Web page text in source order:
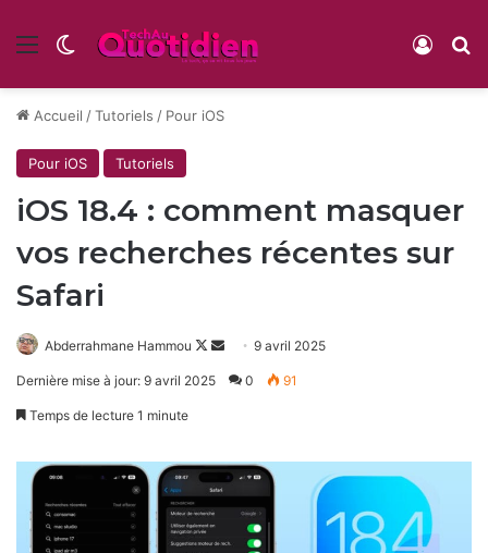
Menu Switch skin
Accueil /Tutoriels / Pour iOS
Pour iOS Tutoriels
iOS 18.4 : comment masquer
vos recherches récentes sur
Safari
Abderrahmane Hammou
Follow
Envoyer9 avril 2025
Dernière mise à jour: 9 avril 2025 0 91
Temps de lecture 1 minute